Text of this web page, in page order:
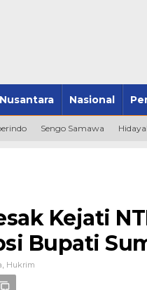
Nusantara Nasional
Sengo Samawa
Kejati
Bupati
Hukrim